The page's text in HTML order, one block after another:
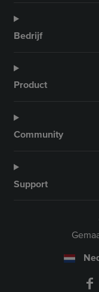
Bedrijf
Product
Community
Support